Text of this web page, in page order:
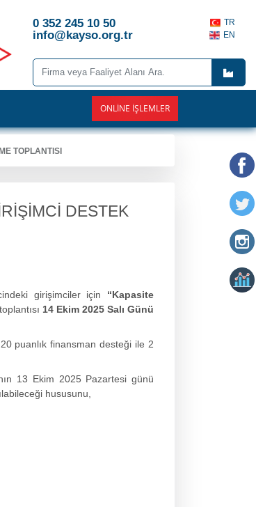
0 352 245 10 50
info@kayso.org.tr
TR
EN
ONLINE İŞLEMLER
TOPLANTISI
DESTEK
girişimciler için “Kapasite
14 Ekim 2025 Salı Günü
puanlık finansman desteği ile 2
13 Ekim 2025 Pazartesi günü
hususunu,